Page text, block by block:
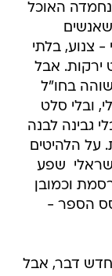
האוכל
צנוע, בלתי
ירקות. אבל
בחו"ל
ובלי סלט
גבינה לבנה
על הלהיטים
 שפע
וכמובן
הספר -
דבר, אבל